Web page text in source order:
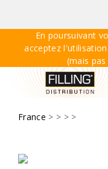
En poursuivant
acceptez
(mais
France > > > >